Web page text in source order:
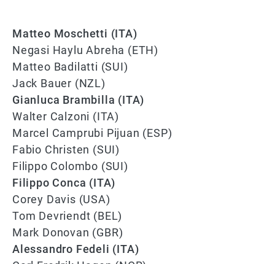
Matteo Moschetti (ITA)
Negasi Haylu Abreha (ETH)
Matteo Badilatti (SUI)
Jack Bauer (NZL)
Gianluca Brambilla (ITA)
Walter Calzoni (ITA)
Marcel Camprubi Pijuan (ESP)
Fabio Christen (SUI)
Filippo Colombo (SUI)
Filippo Conca (ITA)
Corey Davis (USA)
Tom Devriendt (BEL)
Mark Donovan (GBR)
Alessandro Fedeli (ITA)